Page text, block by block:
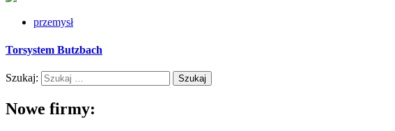
przemysł
Torsystem Butzbach
Szukaj:
Nowe firmy: